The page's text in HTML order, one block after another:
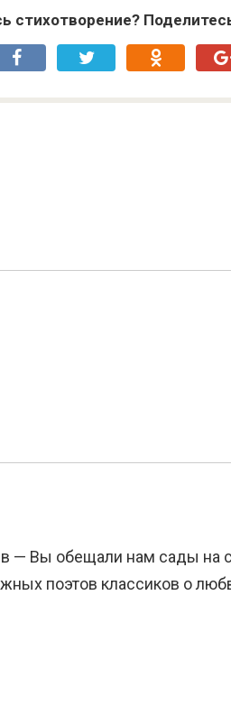
стихотворение?
— Вы обещали нам сады на
поэтов классиков о